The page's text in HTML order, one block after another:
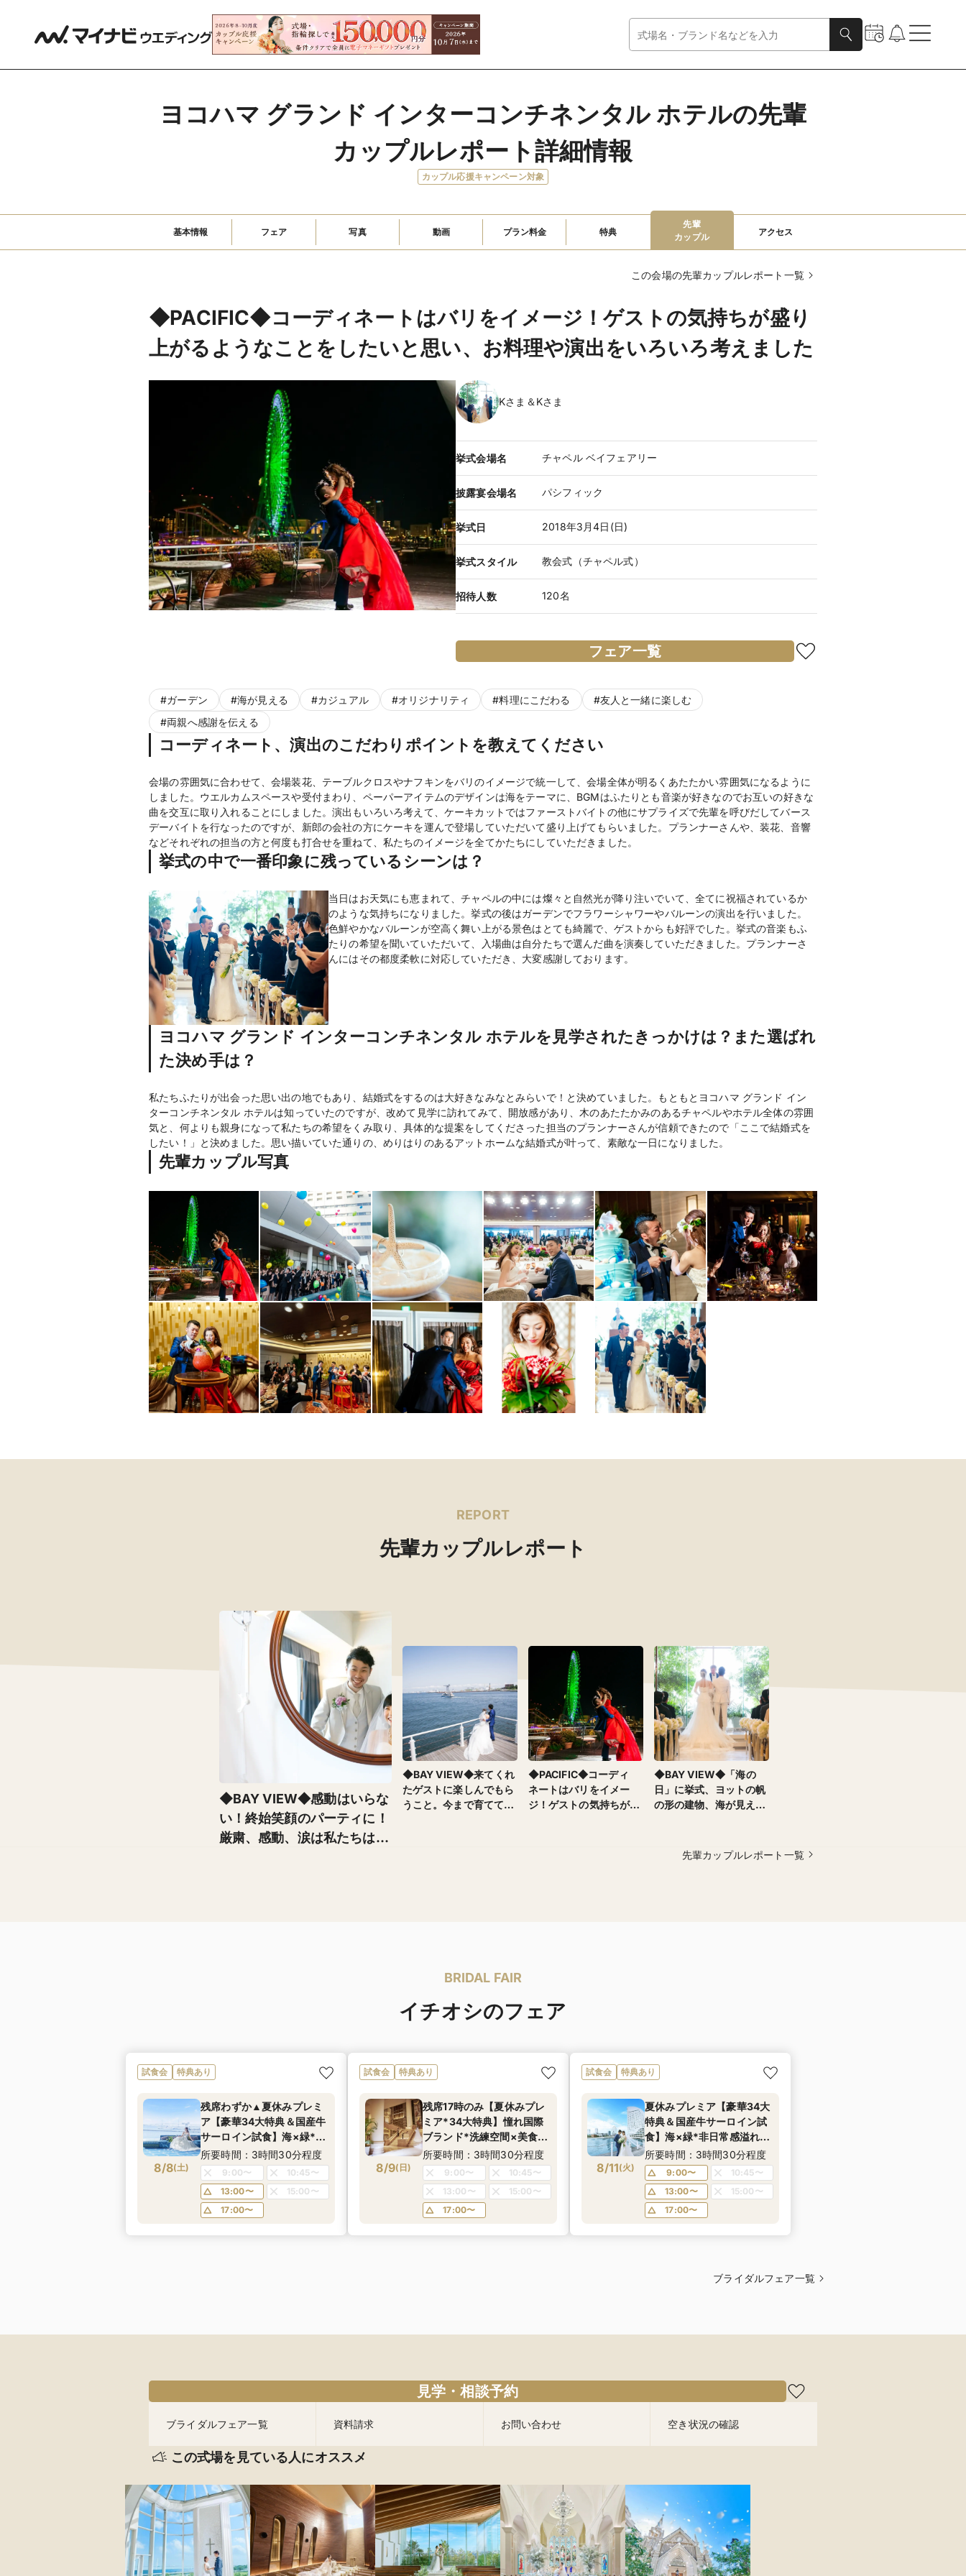
ヨコハマ グランド インターコンチネンタル ホテルの先輩
カップルレポート詳細情報
カップル応援キャンペーン対象
基本情報 フェア 写真 動画 プラン料金 特典
先輩
カップル
アクセス
この会場の先輩カップルレポート一覧
◆PACIFIC◆コーディネートはバリをイメージ！ゲストの気持ちが盛り
上がるようなことをしたいと思い、お料理や演出をいろいろ考えました
Kさま＆Kさま
挙式会場名 チャペル ベイフェアリー
披露宴会場名 パシフィック
挙式日 2018年3月4日(日)
挙式スタイル 教会式（チャペル式）
招待人数 120名
フェア一覧
#ガーデン #海が見える #カジュアル #オリジナリティ #料理にこだわる #友人と一緒に楽しむ
#両親へ感謝を伝える
コーディネート、演出のこだわりポイントを教えてください
会場の雰囲気に合わせて、会場装花、テーブルクロスやナフキンをバリのイメージで統一して、会場全体が明るくあたたかい雰囲気になるように
しました。ウエルカムスペースや受付まわり、ペーパーアイテムのデザインは海をテーマに、BGMはふたりとも音楽が好きなのでお互いの好きな
曲を交互に取り入れることにしました。演出もいろいろ考えて、ケーキカットではファーストバイトの他にサプライズで先輩を呼びだしてバース
デーバイトを行なったのですが、新郎の会社の方にケーキを運んで登場していただいて盛り上げてもらいました。プランナーさんや、装花、音響
などそれぞれの担当の方と何度も打合せを重ねて、私たちのイメージを全てかたちにしていただきました。
挙式の中で一番印象に残っているシーンは？
当日はお天気にも恵まれて、チャペルの中には燦々と自然光が降り注いでいて、全てに祝福されているか
のような気持ちになりました。挙式の後はガーデンでフラワーシャワーやバルーンの演出を行いました。
色鮮やかなバルーンが空高く舞い上がる景色はとても綺麗で、ゲストからも好評でした。挙式の音楽もふ
たりの希望を聞いていただいて、入場曲は自分たちで選んだ曲を演奏していただきました。プランナーさ
んにはその都度柔軟に対応していただき、大変感謝しております。
ヨコハマ グランド インターコンチネンタル ホテルを見学されたきっかけは？また選ばれ
た決め手は？
私たちふたりが出会った思い出の地でもあり、結婚式をするのは大好きなみなとみらいで！と決めていました。もともとヨコハマ グランド イン
ターコンチネンタル ホテルは知っていたのですが、改めて見学に訪れてみて、開放感があり、木のあたたかみのあるチャペルやホテル全体の雰囲
気と、何よりも親身になって私たちの希望をくみ取り、具体的な提案をしてくださった担当のプランナーさんが信頼できたので「ここで結婚式を
したい！」と決めました。思い描いていた通りの、めりはりのあるアットホームな結婚式が叶って、素敵な一日になりました。
先輩カップル写真
REPORT
先輩カップルレポート
◆BAY VIEW◆感動はいらな
い！終始笑顔のパーティに！
厳粛、感動、涙は私たちは不
◆BAY VIEW◆来てくれ
たゲストに楽しんでもら
うこと。今まで育ててく
◆PACIFIC◆コーディ
ネートはバリをイメー
ジ！ゲストの気持ちが盛
◆BAY VIEW◆「海の
日」に挙式、ヨットの帆
の形の建物、海が見える
場…ふたりともダイビン
先輩カップルレポート一覧
BRIDAL FAIR
イチオシのフェア
試食会 特典あり
8/8(土)
残席わずか▲夏休みプレミ
ア【豪華34大特典＆国産牛
サーロイン試食】海×緑*非
日常感溢れるみなとみらい
絶景《年イチお得なBIG
フェア！ドレス優待＆宿泊
券プレゼントも！》
所要時間：3時間30分程度
9:00〜
10:45〜
13:00〜
15:00〜
17:00〜
試食会 特典あり
8/9( 日)
残席17時のみ【夏休みプレ
ミア*34大特典】憧れ国際
ブランド*洗練空間×美食*
大人のおもてなし婚《年イ
チお得なBIGフェア！ドレ
ス優待＆宿泊プレゼント
も！》
所要時間：3時間30分程度
9:00〜
10:45〜
13:00〜
15:00〜
17:00〜
試食会 特典あり
8/11(火)
夏休みプレミア【豪華34大
特典＆国産牛サーロイン試
食】海×緑*非日常感溢れる
みなとみらい絶景《年イチ
お得なBIGフェア！ドレス
優待＆宿泊券プレゼント
も！》
所要時間：3時間30分程度
9:00〜
10:45〜
13:00〜
15:00〜
17:00〜
ブライダルフェア一覧
見学・相談予約
ブライダルフェア一覧 資料請求 お問い合わせ 空き状況の確認
この式場を見ている人にオススメ